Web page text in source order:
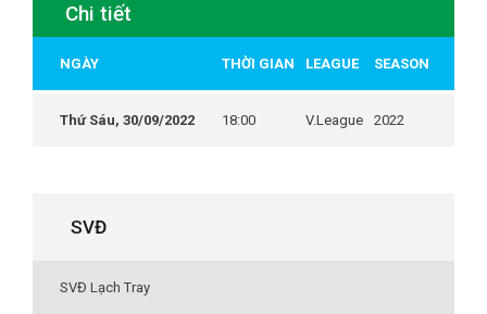
Chi tiết
NGÀY THỜI GIAN LEAGUE SEASON
Thứ Sáu, 30/09/2022 18:00 V.League 2022
SVĐ
SVĐ Lạch Tray